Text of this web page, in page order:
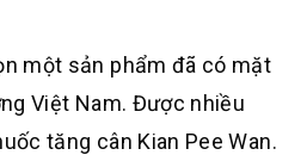
một sản phẩm đã có mặt
Việt Nam. Được nhiều
tăng cân Kian Pee Wan.